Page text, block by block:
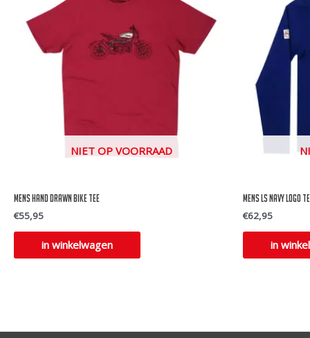
NIET OP VOORRAAD
Mens Hand drawn bike tee
€55,95
in winkelwagen
Dit
product
Mens ls navy logo
€62,95
in